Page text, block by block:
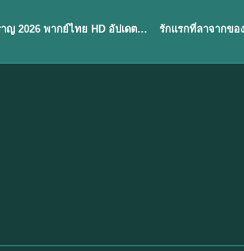
EP.1องค์ชายสี่เจ้าสำราญ 2026 พากย์ไทย HD อัปเดตล่าสุด ดูออนไลน์